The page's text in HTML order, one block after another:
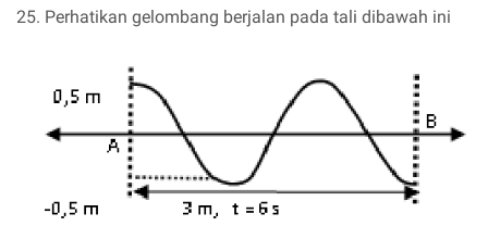
25. Perhatikan gelombang berjalan pada tali dibawah ini